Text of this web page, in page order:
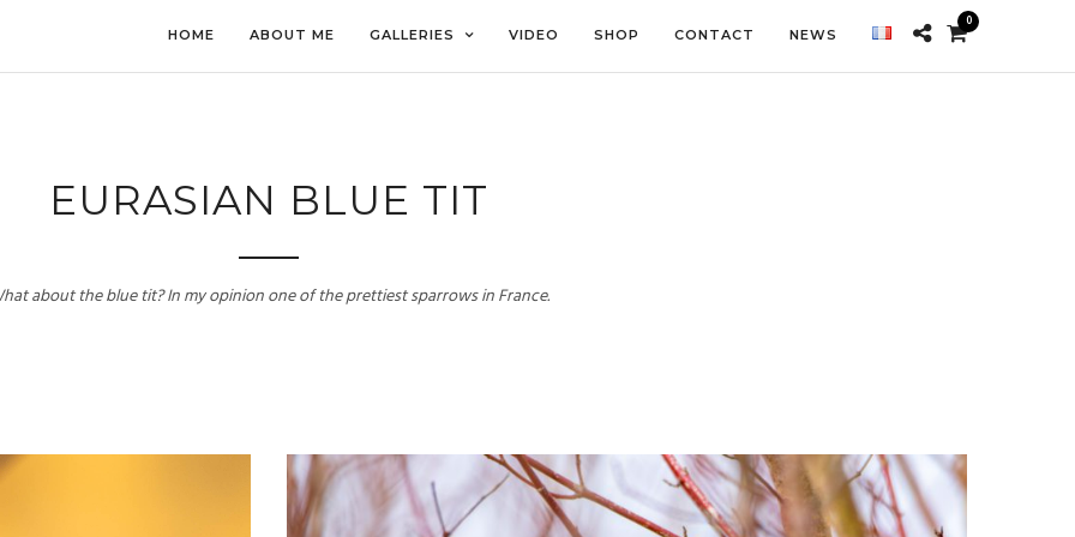
HOME ABOUT ME GALLERIES VIDEO SHOP CONTACT NEWS
0
EURASIAN BLUE TIT
about the blue tit? In my opinion one of the prettiest sparrows in France.